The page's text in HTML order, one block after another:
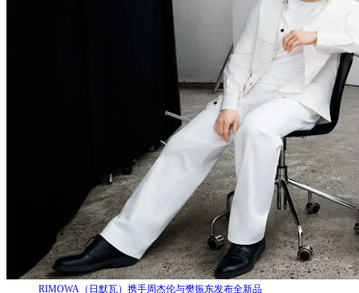
RIMOWA（日默瓦）携手周杰伦与樊振东发布全新品